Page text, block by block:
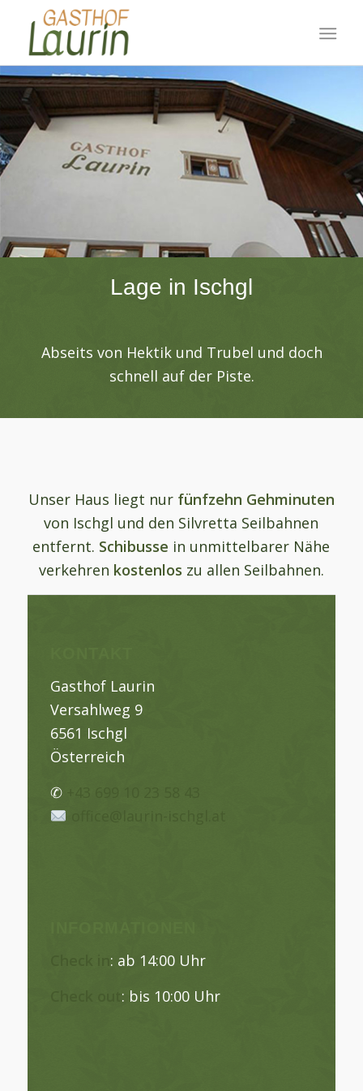
Lage in Ischgl
Abseits von Hektik und Trubel und doch
schnell auf der Piste.
Unser Haus liegt nur fünfzehn Gehminuten
von Ischgl und den Silvretta Seilbahnen
entfernt. Schibusse in unmittelbarer Nähe
verkehren kostenlos zu allen Seilbahnen.
Gasthof Laurin
Versahlweg 9
6561 Ischgl
Österreich
✆
: ab 14:00 Uhr
: bis 10:00 Uhr